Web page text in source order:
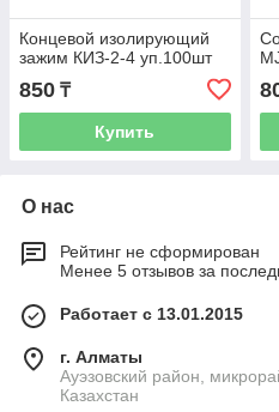
Концевой изолирующий
зажим КИЗ-2-4 уп.100шт
850 ₸
Купить
О нас
Рейтинг не сформирован
Менее 5 отзывов за
Работает с 13.01.2015
г. Алматы
Ауэзовский район,
Казахстан